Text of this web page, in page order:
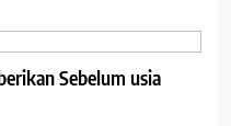
Sebelum usia